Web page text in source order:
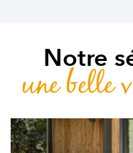
Notre
une belle